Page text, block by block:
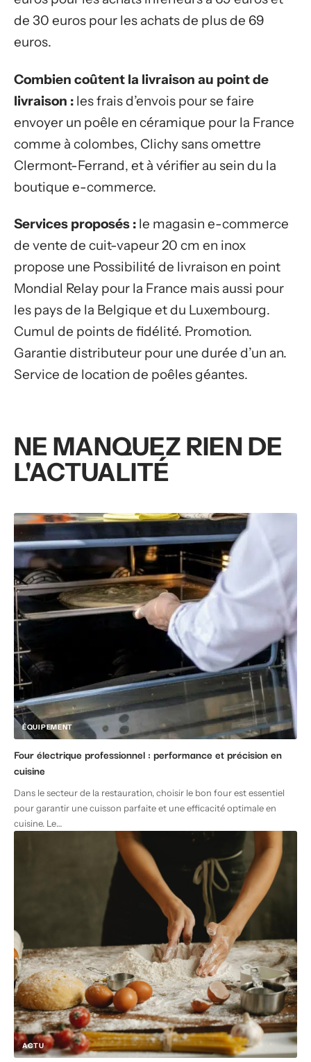
de 30 euros pour les achats de plus de 69
euros.
Combien coûtent la livraison au point de
livraison : les frais d’envois pour se faire
envoyer un poêle en céramique pour la France
comme à colombes, Clichy sans omettre
Clermont-Ferrand, et à vérifier au sein du la
boutique e-commerce.
Services proposés : le magasin e-commerce
de vente de cuit-vapeur 20 cm en inox
propose une Possibilité de livraison en point
Mondial Relay pour la France mais aussi pour
les pays de la Belgique et du Luxembourg.
Cumul de points de fidélité. Promotion.
Garantie distributeur pour une durée d’un an.
Service de location de poêles géantes.
NE MANQUEZ RIEN DE
L'ACTUALITÉ
ÉQUIPEMENT
Four électrique professionnel : performance et précision en
cuisine
Dans le secteur de la restauration, choisir le bon four est essentiel
pour garantir une cuisson parfaite et une efficacité optimale en
cuisine. Le…
ACTU